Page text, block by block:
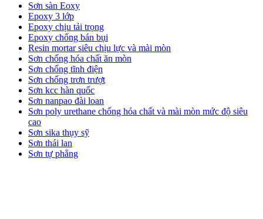
Sơn sàn Eoxy
Epoxy 3 lớp
Epoxy chịu tải trọng
Epoxy chống bán bụi
Resin mortar siêu chịu lực và mài mòn
Sơn chống hóa chất ăn mòn
Sơn chống tĩnh điện
Sơn chống trơn trượt
Sơn kcc hàn quốc
Sơn nanpao đài loan
Sơn poly urethane chống hóa chất và mài mòn mức độ siêu
cao
Sơn sika thụy sỹ
Sơn thái lan
Sơn tự phẳng